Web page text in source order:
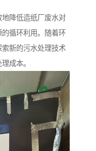
降低造纸厂废水对
循环利用。随着环
新的污水处理技术
成本。